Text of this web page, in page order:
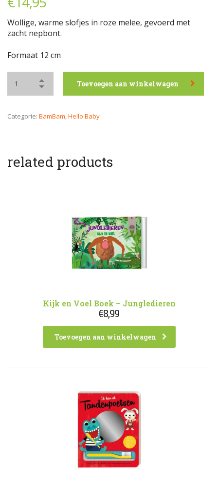
Wollige, warme slofjes in roze melee, gevoerd met
zacht nepbont.
Formaat 12 cm
Toevoegen aan winkelwagen
Categorie: BamBam,Hello Baby
related products
Kijk en Voel Boek – Jungledieren
€8,99
Toevoegen aan winkelwagen